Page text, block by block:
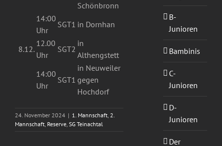
Schönbronn
14:00
Uhr
SGT1 in Dornhan
8.12.
12.00
Uhr
SGT2
in
Althengstett
14:00
Uhr
SGT1
in Neuweiler
gegen
Hochdorf
24. November 2024 | 1. Mannschaft, 2.
Mannschaft, Reserve, SG Teinachtal
B-
Junioren
Bambinis
C-
Junioren
D-
Junioren
Der